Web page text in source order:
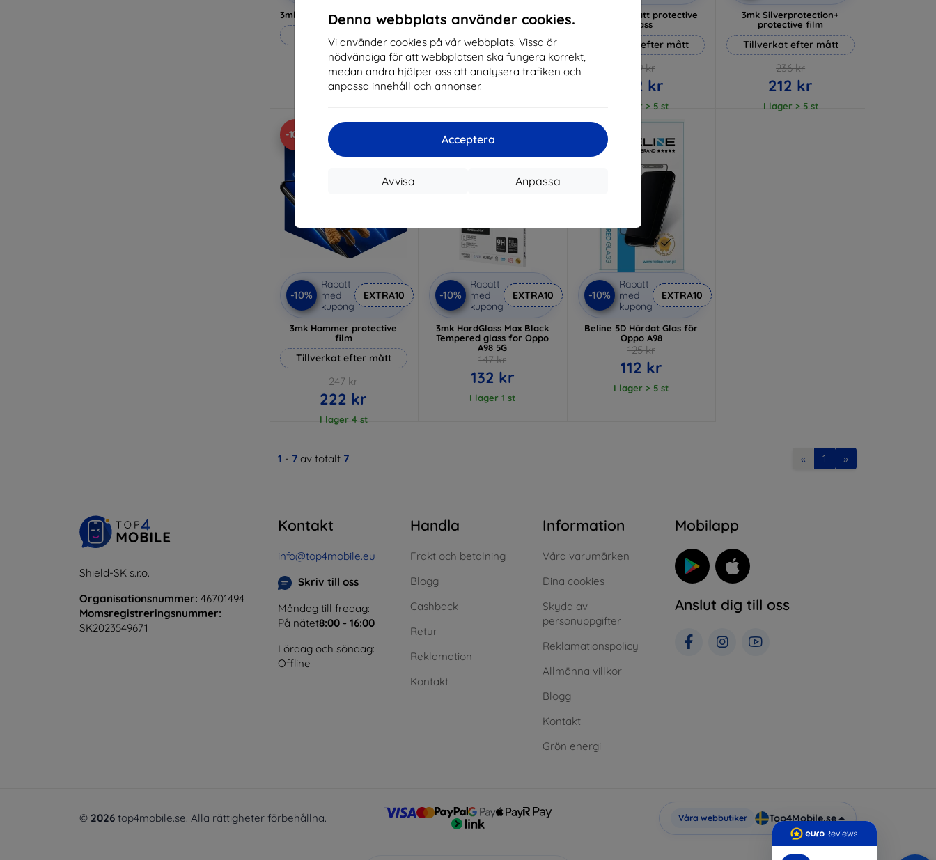
Denna webbplats använder cookies.
Vi använder cookies på vår webbplats. Vissa är
nödvändiga för att webbplatsen ska fungera korrekt,
medan andra hjälper oss att analysera trafiken och
anpassa innehåll och annonser.
Acceptera
Anpassa
Avvisa
3mk Privacy protective glass
258 kr
232 kr
I lager 3 st
3mk Anti-Shock protective
glass
Tillverkat efter mått
214 kr
193 kr
3mk Pure Matt protective
glass
Tillverkat efter mått
169 kr
152 kr
I lager > 5 st
3mk Silverprotection+
protective film
Tillverkat efter mått
236 kr
212 kr
I lager > 5 st
-10%
-10%
Rabatt
med
kupong
EXTRA10
3mk Hammer protective
film
Tillverkat efter mått
247 kr
222 kr
I lager 4 st
-10%
-10%
Rabatt
med
kupong
EXTRA10
3mk HardGlass Max Black
Tempered glass for Oppo
A98 5G
147 kr
132 kr
I lager 1 st
-10%
Rabatt
med
kupong
EXTRA10
Beline 5D Härdat Glas för
Oppo A98
125 kr
112 kr
I lager > 5 st
1 - 7 av totalt 7. « 1 »
Shield-SK s.r.o.
Organisationsnummer: 46701494
Momsregistreringsnummer:
SK2023549671
Kontakt
info@top4mobile.eu
Skriv till oss
Måndag till fredag:
På nätet8:00 - 16:00
Lördag och söndag:
Offline
Handla
Frakt och betalning
Blogg
Cashback
Retur
Reklamation
Kontakt
Information
Våra varumärken
Dina cookies
Skydd av
personuppgifter
Reklamationspolicy
Allmänna villkor
Blogg
Kontakt
Grön energi
Mobilapp
Anslut dig till oss
© 2026 top4mobile.se. Alla rättigheter förbehållna. Våra webbutiker Top4Mobile.se